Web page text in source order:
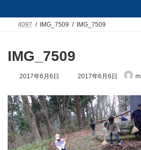
4097 IMG_7509 IMG_7509
IMG_7509
2017年6月6日
最
新
日
時
:
2017年6月6日